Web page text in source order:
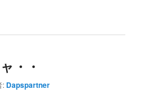
・・
: Dapspartner